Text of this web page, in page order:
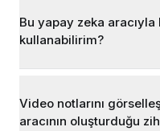
Bu yapay zeka
kullanabilirim?
Video notlarını
aracının oluşturduğu